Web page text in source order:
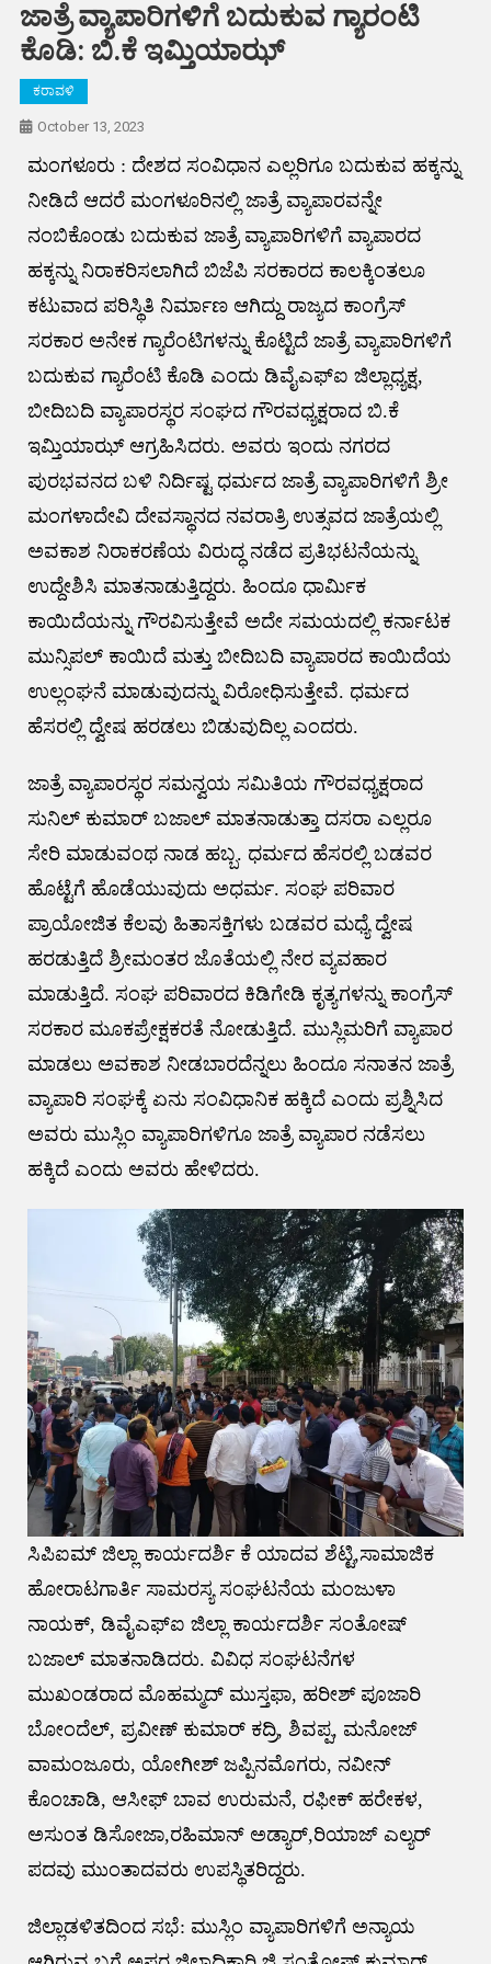
ಜಾತ್ರೆ ವ್ಯಾಪಾರಿಗಳಿಗೆ ಬದುಕುವ ಗ್ಯಾರಂಟಿ
ಕೊಡಿ: ಬಿ.ಕೆ ಇಮ್ತಿಯಾಝ್
ಕರಾವಳಿ
October 13, 2023
ಮಂಗಳೂರು : ದೇಶದ ಸಂವಿಧಾನ ಎಲ್ಲರಿಗೂ ಬದುಕುವ ಹಕ್ಕನ್ನು
ನೀಡಿದೆ ಆದರೆ ಮಂಗಳೂರಿನಲ್ಲಿ ಜಾತ್ರೆ ವ್ಯಾಪಾರವನ್ನೇ
ನಂಬಿಕೊಂಡು ಬದುಕುವ ಜಾತ್ರೆ ವ್ಯಾಪಾರಿಗಳಿಗೆ ವ್ಯಾಪಾರದ
ಹಕ್ಕನ್ನು ನಿರಾಕರಿಸಲಾಗಿದೆ ಬಿಜೆಪಿ ಸರಕಾರದ ಕಾಲಕ್ಕಿಂತಲೂ
ಕಟುವಾದ ಪರಿಸ್ಥಿತಿ ನಿರ್ಮಾಣ ಆಗಿದ್ದು ರಾಜ್ಯದ ಕಾಂಗ್ರೆಸ್
ಸರಕಾರ ಅನೇಕ ಗ್ಯಾರೆಂಟಿಗಳನ್ನು ಕೊಟ್ಟಿದೆ ಜಾತ್ರೆ ವ್ಯಾಪಾರಿಗಳಿಗೆ
ಬದುಕುವ ಗ್ಯಾರೆಂಟಿ ಕೊಡಿ ಎಂದು ಡಿವೈಎಫ್ಐ ಜಿಲ್ಲಾಧ್ಯಕ್ಷ,
ಬೀದಿಬದಿ ವ್ಯಾಪಾರಸ್ಥರ ಸಂಘದ ಗೌರವಧ್ಯಕ್ಷರಾದ ಬಿ.ಕೆ
ಇಮ್ತಿಯಾಝ್ ಆಗ್ರಹಿಸಿದರು. ಅವರು ಇಂದು ನಗರದ
ಪುರಭವನದ ಬಳಿ ನಿರ್ದಿಷ್ಟ ಧರ್ಮದ ಜಾತ್ರೆ ವ್ಯಾಪಾರಿಗಳಿಗೆ ಶ್ರೀ
ಮಂಗಳಾದೇವಿ ದೇವಸ್ಥಾನದ ನವರಾತ್ರಿ ಉತ್ಸವದ ಜಾತ್ರೆಯಲ್ಲಿ
ಅವಕಾಶ ನಿರಾಕರಣೆಯ ವಿರುದ್ಧ ನಡೆದ ಪ್ರತಿಭಟನೆಯನ್ನು
ಉದ್ದೇಶಿಸಿ ಮಾತನಾಡುತ್ತಿದ್ದರು. ಹಿಂದೂ ಧಾರ್ಮಿಕ
ಕಾಯಿದೆಯನ್ನು ಗೌರವಿಸುತ್ತೇವೆ ಅದೇ ಸಮಯದಲ್ಲಿ ಕರ್ನಾಟಕ
ಮುನ್ಸಿಪಲ್ ಕಾಯಿದೆ ಮತ್ತು ಬೀದಿಬದಿ ವ್ಯಾಪಾರದ ಕಾಯಿದೆಯ
ಉಲ್ಲಂಘನೆ ಮಾಡುವುದನ್ನು ವಿರೋಧಿಸುತ್ತೇವೆ. ಧರ್ಮದ
ಹೆಸರಲ್ಲಿ ದ್ವೇಷ ಹರಡಲು ಬಿಡುವುದಿಲ್ಲ ಎಂದರು.
ಜಾತ್ರೆ ವ್ಯಾಪಾರಸ್ಥರ ಸಮನ್ವಯ ಸಮಿತಿಯ ಗೌರವಧ್ಯಕ್ಷರಾದ
ಸುನಿಲ್ ಕುಮಾರ್ ಬಜಾಲ್ ಮಾತನಾಡುತ್ತಾ ದಸರಾ ಎಲ್ಲರೂ
ಸೇರಿ ಮಾಡುವಂಥ ನಾಡ ಹಬ್ಬ. ಧರ್ಮದ ಹೆಸರಲ್ಲಿ ಬಡವರ
ಹೊಟ್ಟೆಗೆ ಹೊಡೆಯುವುದು ಅಧರ್ಮ. ಸಂಘ ಪರಿವಾರ
ಪ್ರಾಯೋಜಿತ ಕೆಲವು ಹಿತಾಸಕ್ತಿಗಳು ಬಡವರ ಮಧ್ಯೆ ದ್ವೇಷ
ಹರಡುತ್ತಿದೆ ಶ್ರೀಮಂತರ ಜೊತೆಯಲ್ಲಿ ನೇರ ವ್ಯವಹಾರ
ಮಾಡುತ್ತಿದೆ. ಸಂಘ ಪರಿವಾರದ ಕಿಡಿಗೇಡಿ ಕೃತ್ಯಗಳನ್ನು ಕಾಂಗ್ರೆಸ್
ಸರಕಾರ ಮೂಕಪ್ರೇಕ್ಷಕರತೆ ನೋಡುತ್ತಿದೆ. ಮುಸ್ಲಿಮರಿಗೆ ವ್ಯಾಪಾರ
ಮಾಡಲು ಅವಕಾಶ ನೀಡಬಾರದೆನ್ನಲು ಹಿಂದೂ ಸನಾತನ ಜಾತ್ರೆ
ವ್ಯಾಪಾರಿ ಸಂಘಕ್ಕೆ ಏನು ಸಂವಿಧಾನಿಕ ಹಕ್ಕಿದೆ ಎಂದು ಪ್ರಶ್ನಿಸಿದ
ಅವರು ಮುಸ್ಲಿಂ ವ್ಯಾಪಾರಿಗಳಿಗೂ ಜಾತ್ರೆ ವ್ಯಾಪಾರ ನಡೆಸಲು
ಹಕ್ಕಿದೆ ಎಂದು ಅವರು ಹೇಳಿದರು.
ಸಿಪಿಐಮ್ ಜಿಲ್ಲಾ ಕಾರ್ಯದರ್ಶಿ ಕೆ ಯಾದವ ಶೆಟ್ಟಿ,ಸಾಮಾಜಿಕ
ಹೋರಾಟಗಾರ್ತಿ ಸಾಮರಸ್ಯ ಸಂಘಟನೆಯ ಮಂಜುಳಾ
ನಾಯಕ್, ಡಿವೈಎಫ್ಐ ಜಿಲ್ಲಾ ಕಾರ್ಯದರ್ಶಿ ಸಂತೋಷ್
ಬಜಾಲ್ ಮಾತನಾಡಿದರು. ವಿವಿಧ ಸಂಘಟನೆಗಳ
ಮುಖಂಡರಾದ ಮೊಹಮ್ಮದ್ ಮುಸ್ತಫಾ, ಹರೀಶ್ ಪೂಜಾರಿ
ಬೋಂದೆಲ್, ಪ್ರವೀಣ್ ಕುಮಾರ್ ಕದ್ರಿ, ಶಿವಪ್ಪ, ಮನೋಜ್
ವಾಮಂಜೂರು, ಯೋಗೀಶ್ ಜಪ್ಪಿನಮೊಗರು, ನವೀನ್
ಕೊಂಚಾಡಿ, ಆಸೀಫ್ ಬಾವ ಉರುಮನೆ, ರಫೀಕ್ ಹರೇಕಳ,
ಅಸುಂತ ಡಿಸೋಜಾ,ರಹಿಮಾನ್ ಅಡ್ಯಾರ್,ರಿಯಾಜ್ ಎಲ್ಯರ್
ಪದವು ಮುಂತಾದವರು ಉಪಸ್ಥಿತರಿದ್ದರು.
ಜಿಲ್ಲಾಡಳಿತದಿಂದ ಸಭೆ: ಮುಸ್ಲಿಂ ವ್ಯಾಪಾರಿಗಳಿಗೆ ಅನ್ಯಾಯ